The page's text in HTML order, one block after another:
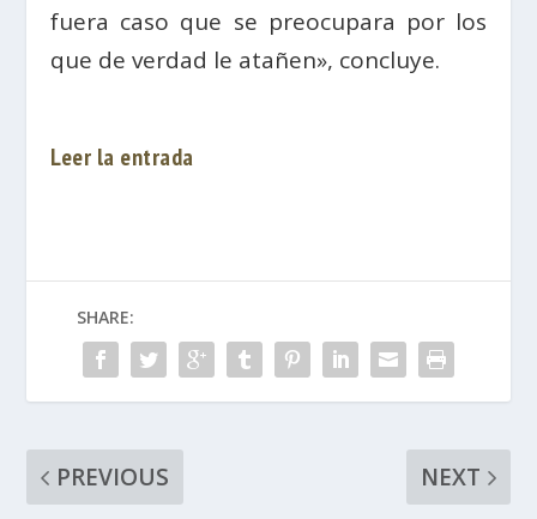
fuera caso que se preocupara por los
que de verdad le atañen», concluye.
Leer la entrada
SHARE:
PREVIOUS
NEXT